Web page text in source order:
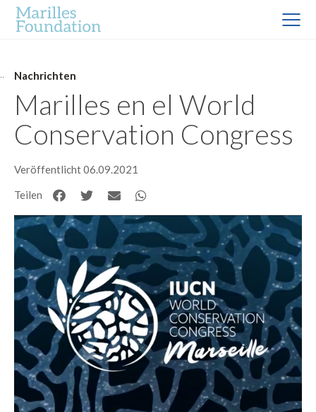
Nachrichten
Marilles en el World
Conservation Congress
Veröffentlicht 06.09.2021
Teilen